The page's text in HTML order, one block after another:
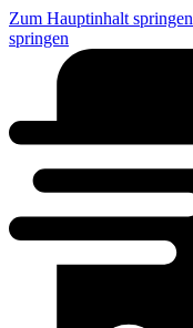
Zum Hauptinhalt springen
springen